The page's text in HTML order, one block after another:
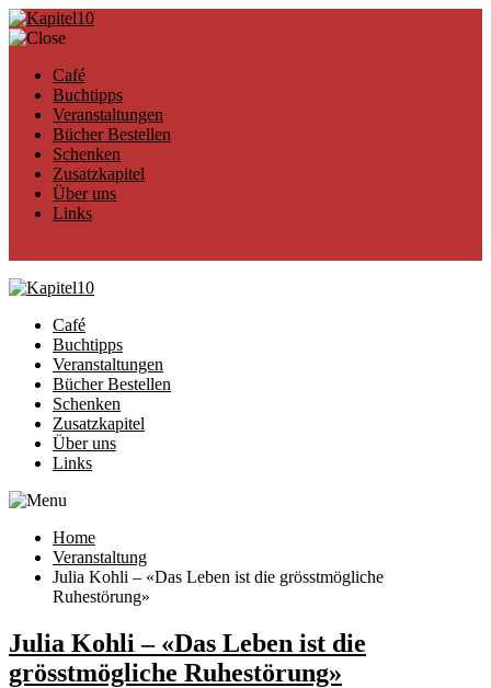
Café
Buchtipps
Veranstaltungen
Bücher Bestellen
Schenken
Zusatzkapitel
Über uns
Links
Café
Buchtipps
Veranstaltungen
Bücher Bestellen
Schenken
Zusatzkapitel
Über uns
Links
Home
Veranstaltung
Julia Kohli – «Das Leben ist die grösstmögliche
Ruhestörung»
Julia Kohli – «Das Leben ist die
grösstmögliche Ruhestörung»